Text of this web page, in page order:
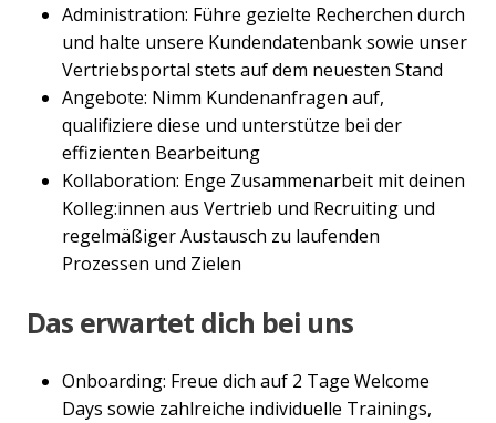
Administration: Führe gezielte Recherchen durch
und halte unsere Kundendatenbank sowie unser
Vertriebsportal stets auf dem neuesten Stand
Angebote: Nimm Kundenanfragen auf,
qualifiziere diese und unterstütze bei der
effizienten Bearbeitung
Kollaboration: Enge Zusammenarbeit mit deinen
Kolleg:innen aus Vertrieb und Recruiting und
regelmäßiger Austausch zu laufenden
Prozessen und Zielen
Das erwartet dich bei uns
Onboarding: Freue dich auf 2 Tage Welcome
Days sowie zahlreiche individuelle Trainings,